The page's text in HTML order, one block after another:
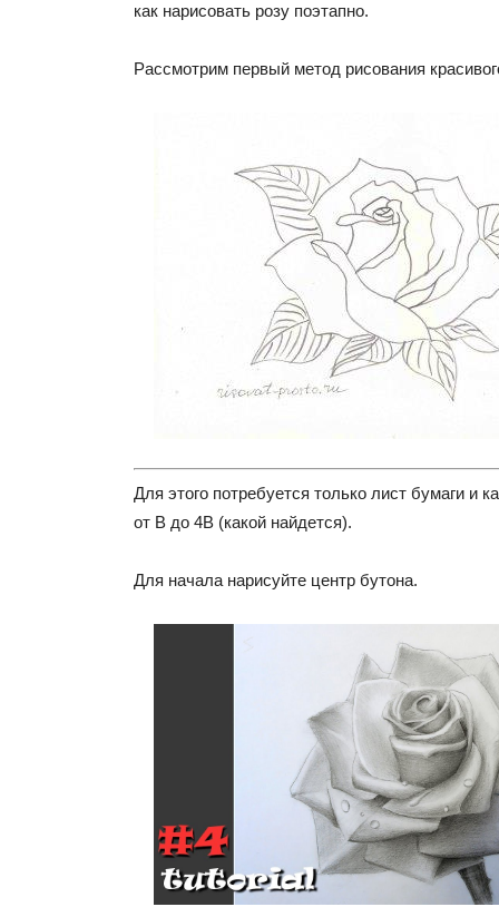
как нарисовать розу поэтапно.
Рассмотрим первый метод рисования
Для этого потребуется только лист бумаги и
от В до 4В (какой найдется).
Для начала нарисуйте центр бутона.